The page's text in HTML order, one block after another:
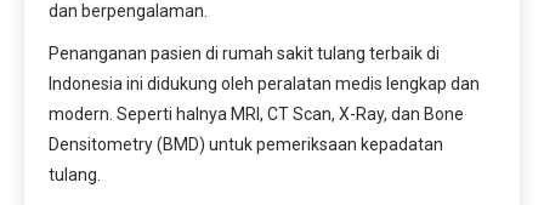
dan berpengalaman.
Penanganan pasien di rumah sakit tulang terbaik di
Indonesia ini didukung oleh peralatan medis lengkap dan
modern. Seperti halnya MRI, CT Scan, X-Ray, dan Bone
Densitometry (BMD) untuk pemeriksaan kepadatan
tulang.